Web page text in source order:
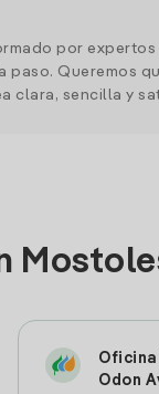
por
paso. Queremos
clara, sencilla y
Odon